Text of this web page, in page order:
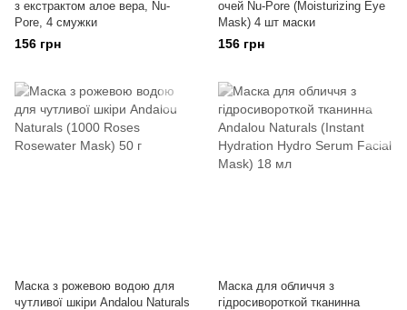
з екстрактом алое вера, Nu-
Pore, 4 смужки
156 грн
очей Nu-Pore (Moisturizing Eye
Mask) 4 шт маски
156 грн
Маска з рожевою водою для
чутливої шкіри Andalou Naturals
Маска для обличчя з
гідросивороткой тканинна